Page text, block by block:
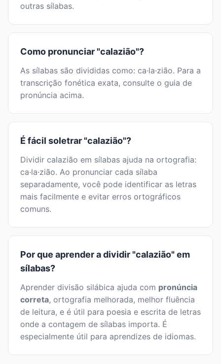
outras sílabas.
Como pronunciar "calazião"?
As sílabas são divididas como: ca·la·zião. Para a
transcrição fonética exata, consulte o guia de
pronúncia acima.
É fácil soletrar "calazião"?
Dividir calazião em sílabas ajuda na ortografia:
ca·la·zião. Ao pronunciar cada sílaba
separadamente, você pode identificar as letras
mais facilmente e evitar erros ortográficos
comuns.
Por que aprender a dividir "calazião" em
sílabas?
Aprender divisão silábica ajuda com pronúncia
correta, ortografia melhorada, melhor fluência
de leitura, e é útil para poesia e escrita de letras
onde a contagem de sílabas importa. É
especialmente útil para aprendizes de idiomas.